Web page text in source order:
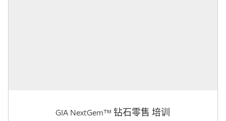
GIA NextGem™ 钻石零售 培训